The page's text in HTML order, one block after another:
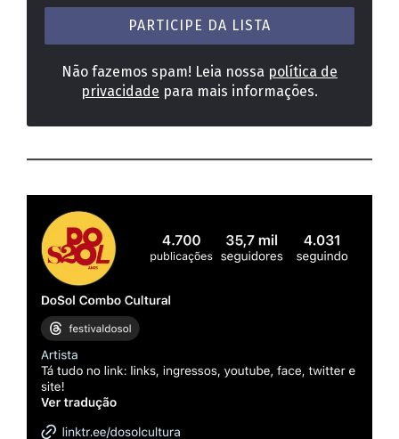
mail
Não fazemos spam! Leia nossa política de
privacidade para mais informações.